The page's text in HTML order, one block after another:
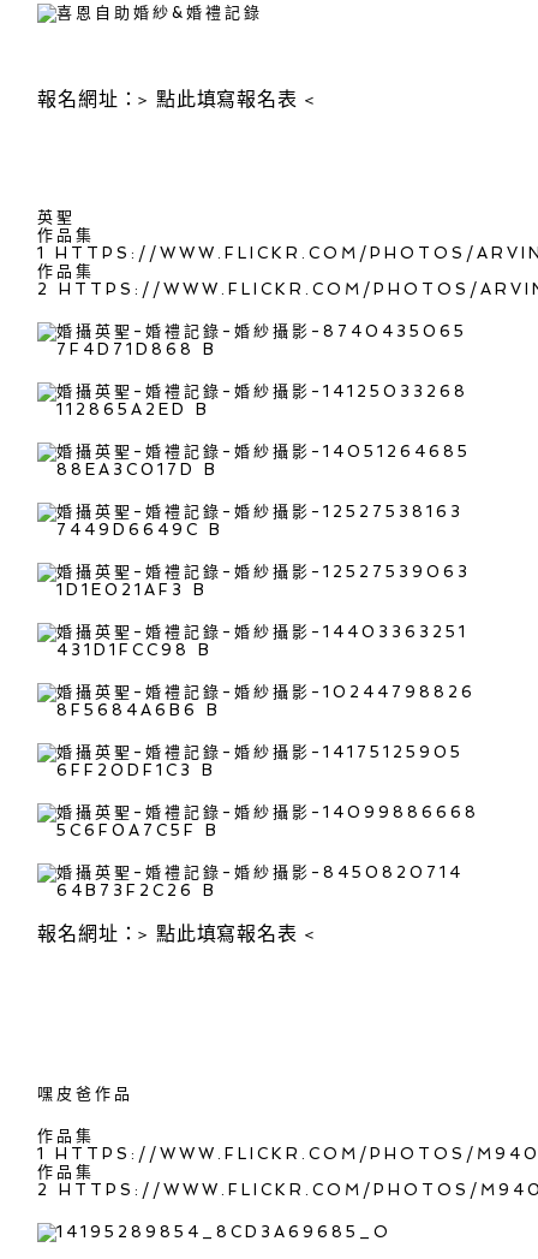
報名網址：> 點此填寫報名表 <
英聖
作品集
1
HTTPS://WWW.FLICKR.COM/PHOTOS/
作品集
2
HTTPS://WWW.FLICKR.COM/PHOTOS/
報名網址：> 點此填寫報名表 <
嘿皮爸作品
作品集
1HTTPS://WWW.FLICKR.COM/PHOTOS/
作品集
2HTTPS://WWW.FLICKR.COM/PHOTOS/